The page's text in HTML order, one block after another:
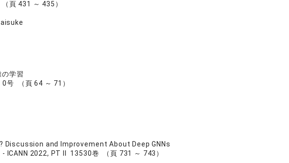
頁 431 ～ 435）
学習
号 （頁 64 ～ 71）
Discussion and Improvement About Deep GNNs
- ICANN 2022, PT II 13530巻 （頁 731 ～ 743）